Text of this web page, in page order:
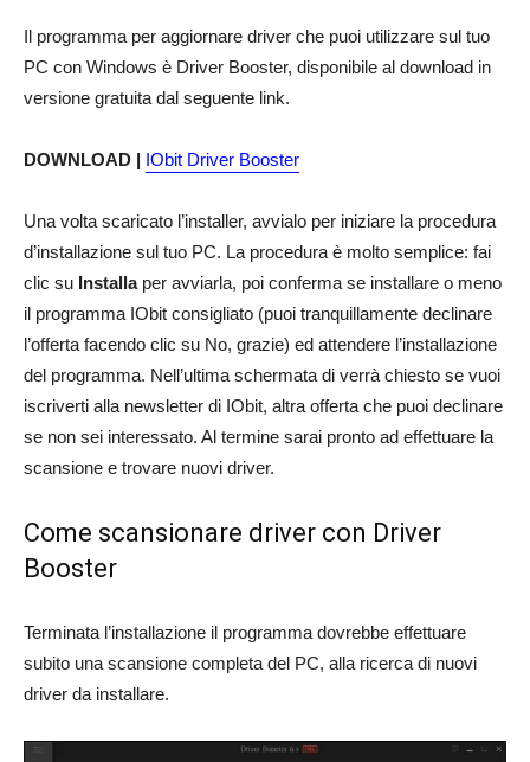
Il programma per aggiornare driver che puoi utilizzare sul tuo
PC con Windows è Driver Booster, disponibile al download in
versione gratuita dal seguente link.
DOWNLOAD | IObit Driver Booster
Una volta scaricato l’installer, avvialo per iniziare la procedura
d’installazione sul tuo PC. La procedura è molto semplice: fai
clic su Installaper avviarla, poi conferma se installare o meno
il programma IObit consigliato (puoi tranquillamente declinare
l’offerta facendo clic su No, grazie) ed attendere l’installazione
del programma. Nell’ultima schermata di verrà chiesto se vuoi
iscriverti alla newsletter di IObit, altra offerta che puoi declinare
se non sei interessato. Al termine sarai pronto ad effettuare la
scansione e trovare nuovi driver.
Come scansionare driver con Driver
Booster
Terminata l’installazione il programma dovrebbe effettuare
subito una scansione completa del PC, alla ricerca di nuovi
driver da installare.